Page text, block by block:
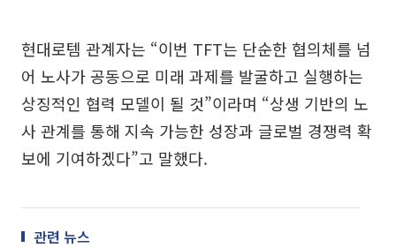
현대로템 관계자는 “이번 TFT는 단순한 협의체를 넘
어 노사가 공동으로 미래 과제를 발굴하고 실행하는
상징적인 협력 모델이 될 것”이라며 “상생 기반의 노
사 관계를 통해 지속 가능한 성장과 글로벌 경쟁력 확
보에 기여하겠다”고 말했다.
관련 뉴스